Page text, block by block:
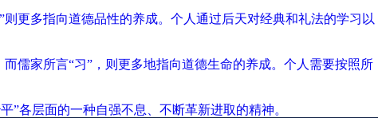
更多指向道德品性的养成。个人通过后天对经典和礼法的学习以
儒家所言“习”，则更多地指向道德生命的养成。个人需要按照所
各层面的一种自强不息、不断革新进取的精神。